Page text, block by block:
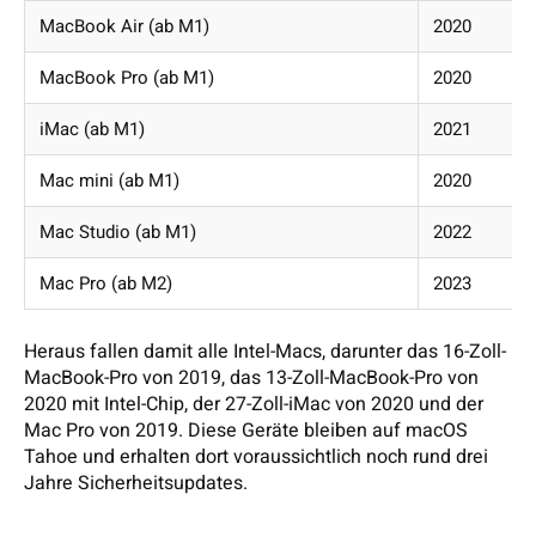
MacBook Air (ab M1)
2020
MacBook Pro (ab M1)
2020
iMac (ab M1)
2021
Mac mini (ab M1)
2020
Mac Studio (ab M1)
2022
Mac Pro (ab M2)
2023
Heraus fallen damit alle Intel-Macs, darunter das 16-Zoll-
MacBook-Pro von 2019, das 13-Zoll-MacBook-Pro von
2020 mit Intel-Chip, der 27-Zoll-iMac von 2020 und der
Mac Pro von 2019. Diese Geräte bleiben auf macOS
Tahoe und erhalten dort voraussichtlich noch rund drei
Jahre Sicherheitsupdates.